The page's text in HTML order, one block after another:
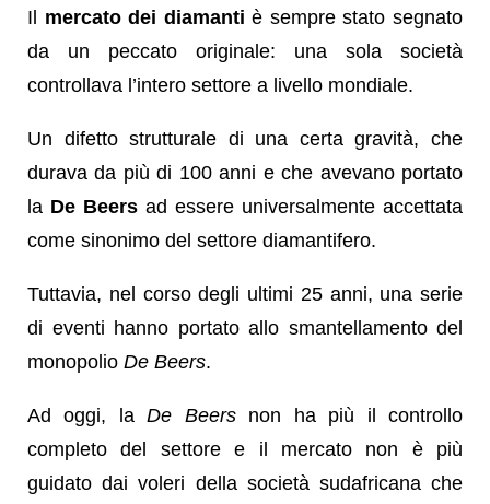
Il mercato dei diamanti è sempre stato segnato
da un peccato originale: una sola società
controllava l’intero settore a livello mondiale.
Un difetto strutturale di una certa gravità, che
durava da più di 100 anni e che avevano portato
la De Beers ad essere universalmente accettata
come sinonimo del settore diamantifero.
Tuttavia, nel corso degli ultimi 25 anni, una serie
di eventi hanno portato allo smantellamento del
monopolio De Beers.
Ad oggi, laDe Beersnon ha più il controllo
completo del settore e il mercato non è più
guidato dai voleri della società sudafricana che